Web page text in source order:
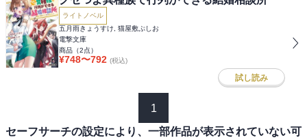
ライトノベル
五月雨きょうすけ, 猫屋敷ぷしお
電撃文庫
商品（2点）
¥748〜792 (税込)
試し読み
1
セーフサーチの設定により、一部作品が表示されていない可